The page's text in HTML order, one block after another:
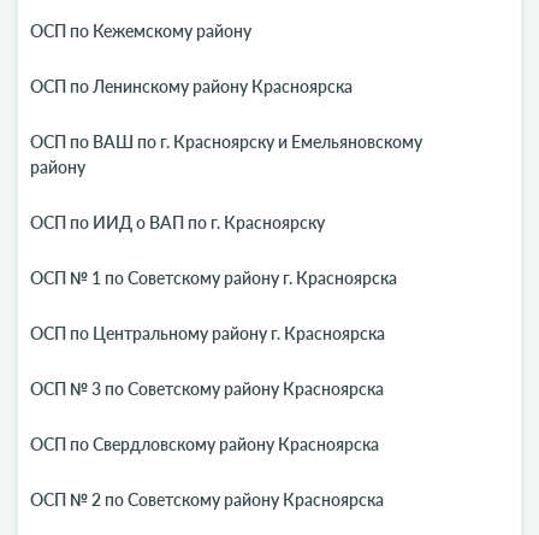
ОСП по Кежемскому району
ОСП по Ленинскому району Красноярска
ОСП по ВАШ по г. Красноярску и Емельяновскому
району
ОСП по ИИД о ВАП по г. Красноярску
ОСП № 1 по Советскому району г. Красноярска
ОСП по Центральному району г. Красноярска
ОСП № 3 по Советскому району Красноярска
ОСП по Свердловскому району Красноярска
ОСП № 2 по Советскому району Красноярска